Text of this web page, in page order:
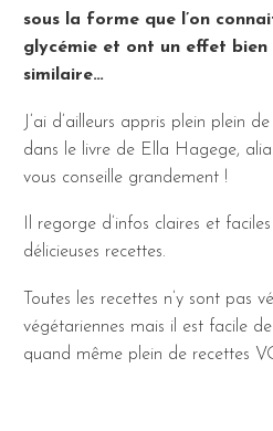
sous la forme que l’on
glycémie et ont un effet bien
similaire…
J’ai d’ailleurs appris plein plein
dans le livre de Ella Hagege,
vous conseille grandement !
Il regorge d’infos claires et
délicieuses recettes.
Toutes les recettes n’y sont pas
végétariennes mais il est facile
quand même plein de recettes